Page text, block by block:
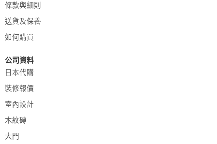
條款與細則
送貨及保養
如何購買
公司資料
日本代購
裝修報價
室內設計
木紋磚
大門